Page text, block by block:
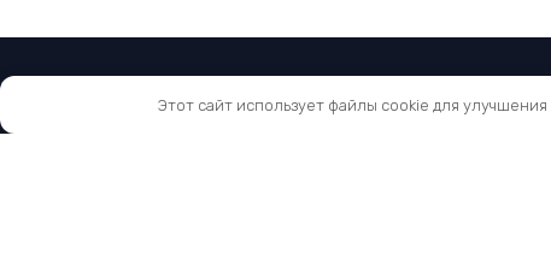
Этот сайт использует файлы cookie для